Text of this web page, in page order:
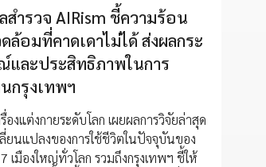
สำรวจ AIRism ชี้ความร้อน
ล้อมที่คาดเดาไม่ได้ ส่งผลกระ
ละประสิทธิภาพในการ
กรุงเทพฯ
งแต่งกายระดับโลก เผยผลการวิจัยล่าสุด
ลี่ยนแปลงของการใช้ชีวิตในปัจจุบันของ
เมืองใหญ่ทั่วโลก รวมถึงกรุงเทพฯ ชี้ให้